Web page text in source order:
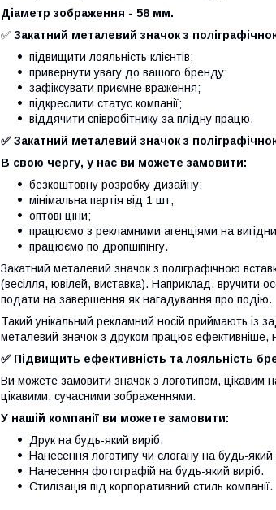
Діаметр зображення - 58 мм.
✅ Закатний металевий значок з
підвищити лояльність клієнтів;
привернути увагу до вашого бренду;
зафіксувати приємне враження;
підкреслити статус компанії;
віддячити співробітнику за плідну працю.⠀
✅ Закатний металевий значок з
В свою чергу, у нас ви можете замовити:
безкоштовну розробку дизайну;
мінімальна партія від 1 шт;⠀
оптові ціни;
працюємо з рекламними агенціями на
працюємо по дропшіпінгу.
Закатний металевий значок з поліграфічною
(весілля, ювілей, виставка). Наприклад, вручити
подати на завершення як нагадування про подію.
Такий унікальний рекламний носій приймають із
металевий значок з друком працює ефективніше,
✅ Підвищить ефективність та лояльність
Ви можете замовити значок з логотипом, цікавим
цікавими, сучасними зображеннями.
У нашій компанії ви можете замовити:
Друк на будь-який виріб.
Нанесення логотипу чи слогану на будь-який
Нанесення фотографій на будь-який виріб.
Стилізація під корпоративний стиль компанії.